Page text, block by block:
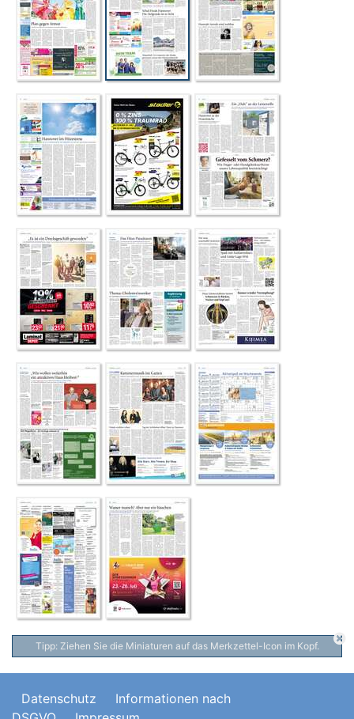
Tipp: Ziehen Sie die Miniaturen auf das Merkzettel-Icon im Kopf.
Datenschutz
Informationen nach